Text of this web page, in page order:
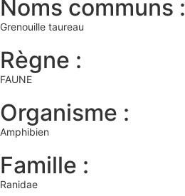
Noms communs :
Grenouille taureau
Règne :
FAUNE
Organisme :
Amphibien
Famille :
Ranidae